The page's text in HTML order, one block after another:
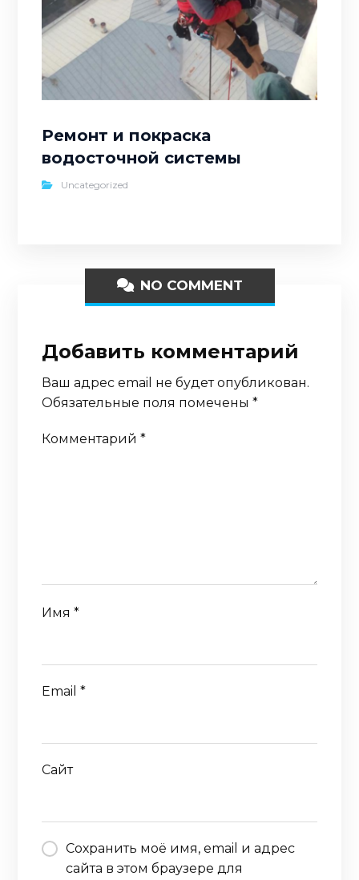
Ремонт и покраска
водосточной системы
Uncategorized
NO COMMENT
Добавить комментарий
Ваш адрес email не будет опубликован.
Обязательные поля помечены*
Комментарий*
Имя*
Email*
Сайт
Сохранить моё имя, email и адрес
сайта в этом браузере для